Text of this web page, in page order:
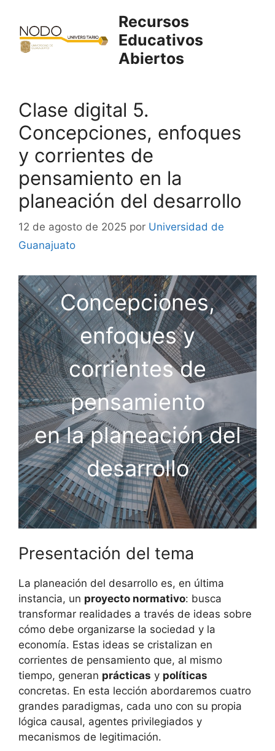
contenido
Recursos
Educativos
Abiertos
Clase digital 5.
Concepciones, enfoques
y corrientes de
pensamiento en la
planeación del desarrollo
12 de agosto de 2025 por Universidad de
Guanajuato
Concepciones,
enfoques y
corrientes de
pensamiento
en la planeación del
desarrollo
Presentación del tema
La planeación del desarrollo es, en última
instancia, un proyecto normativo: busca
transformar realidades a través de ideas sobre
cómo debe organizarse la sociedad y la
economía. Estas ideas se cristalizan en
corrientes de pensamiento que, al mismo
tiempo, generan prácticas y políticas
concretas. En esta lección abordaremos cuatro
grandes paradigmas, cada uno con su propia
lógica causal, agentes privilegiados y
mecanismos de legitimación.